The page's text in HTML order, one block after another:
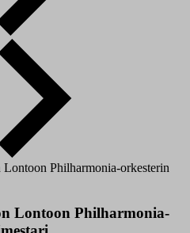
Philharmonia-orkesterin
Lontoon Philharmonia-